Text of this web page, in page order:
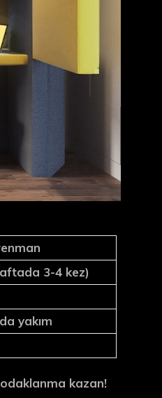
3-4 kez)
yakım
kazan!